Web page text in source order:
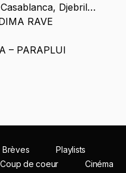
Djebril…
RAVE
– PARAPLUI
Brèves
Playlists
Coup de coeur Cinéma